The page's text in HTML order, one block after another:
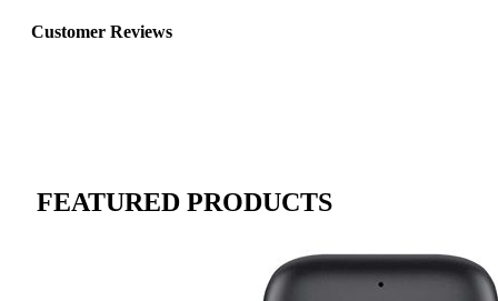
Customer Reviews
FEATURED PRODUCTS